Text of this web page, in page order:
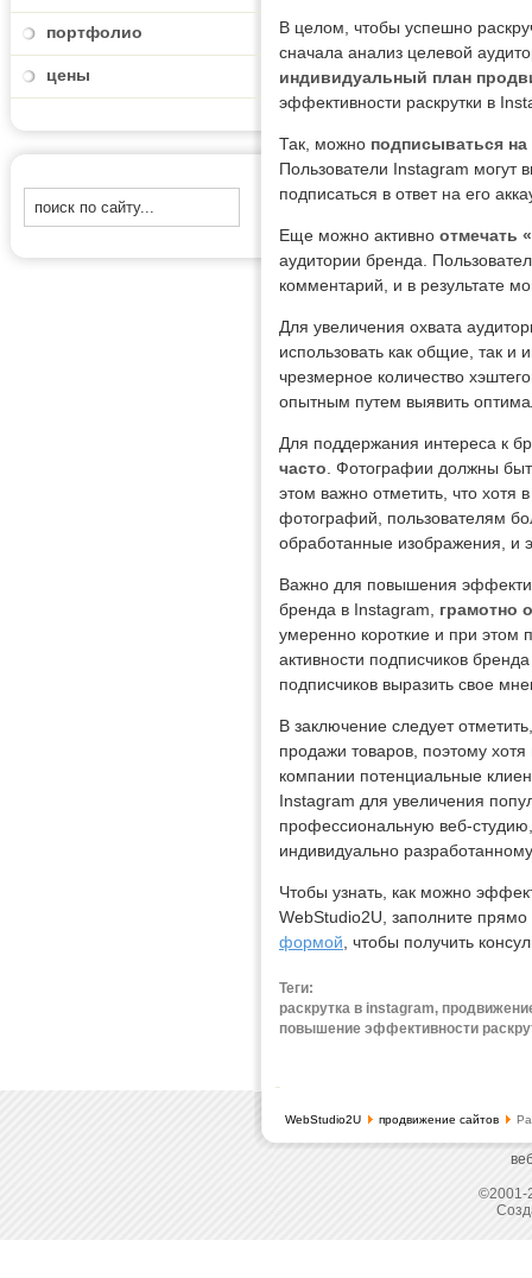
портфолио
цены
В целом, чтобы успешно
сначала анализ целевой
индивидуальный план
эффективности раскрутки в
Так, можно подписываться
Пользователи Instagram могут
подписаться в ответ на его
Еще можно активно отмечать
аудитории бренда.
комментарий, и в результате
Для увеличения охвата
использовать как общие, так
чрезмерное количество
опытным путем выявить
Для поддержания интереса к
часто . Фотографии должны
этом важно отметить, что хотя
фотографий, пользователям
обработанные изображения, и
Важно для повышения
бренда в Instagram, грамотно
умеренно короткие и при этом
активности подписчиков
подписчиков выразить свое
В заключение следует
продажи товаров, поэтому
компании потенциальные
Instagram для увеличения
профессиональную веб-
индивидуально
Чтобы узнать, как можно
WebStudio2U, заполните
формой , чтобы получить
Теги:
раскрутка в instagram,
повышение эффективности
WebStudio2U продвижение сайтов
©2001-